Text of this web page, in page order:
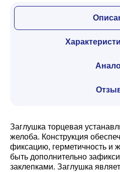
Заглушка торцевая
желоба. Конструкция
фиксацию, герметичность и
быть дополнительно
заклепками. Заглушка